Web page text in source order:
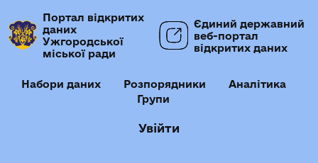
Портал відкритих
даних
Ужгородської
міської ради
Єдиний державний
веб-портал
відкритих даних
Набори даних Розпорядники
Аналітика
Групи
Увійти